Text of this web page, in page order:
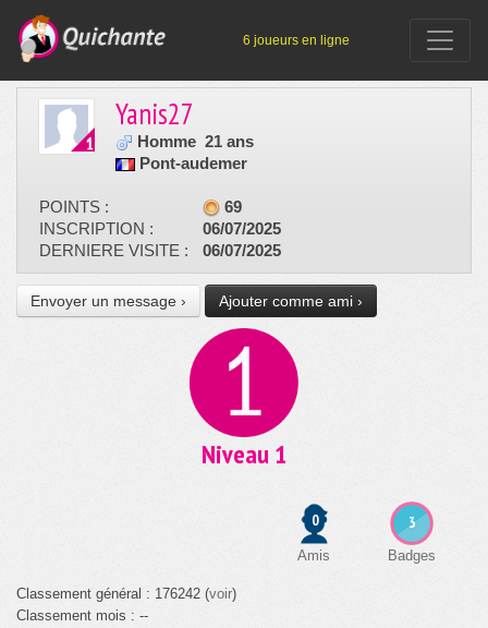
6 joueurs en ligne
Yanis27
Homme 21 ans
Pont-audemer
POINTS :
69
INSCRIPTION :
06/07/2025
DERNIERE VISITE :
06/07/2025
Envoyer un message › Ajouter comme ami ›
Niveau 1
3
Badges
0
Amis
Classement général : 176242 (voir)
Classement mois : --